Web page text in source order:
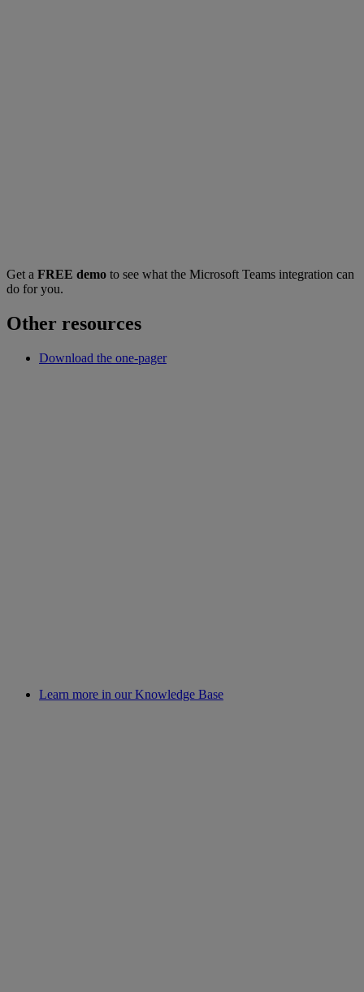
Get a FREE demo to see what the Microsoft Teams integration can
do for you.
Other resources
Download the one-pager
Learn more in our Knowledge Base